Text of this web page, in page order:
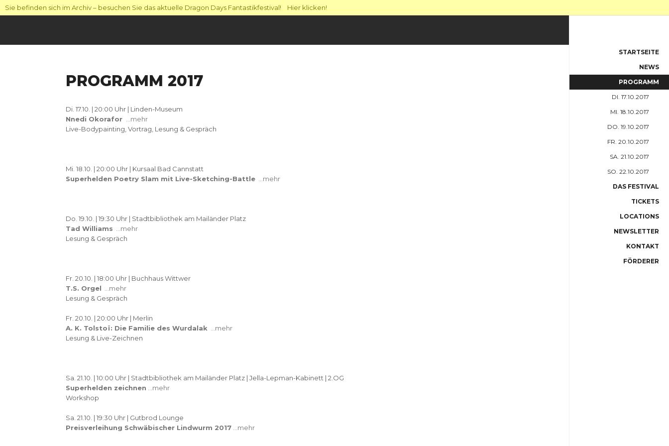
Sie befinden sich im Archiv – besuchen Sie das aktuelle Dragon Days Fantastikfestival! Hier klicken!
STARTSEITE
NEWS
PROGRAMM
DI. 17.10.2017
MI. 18.10.2017
DO. 19.10.2017
FR. 20.10.2017
SA. 21.10.2017
SO. 22.10.2017
DAS FESTIVAL
TICKETS
LOCATIONS
NEWSLETTER
KONTAKT
FÖRDERER
PROGRAMM 2017
Di. 17.10. | 20:00 Uhr | Linden-Museum
Nnedi Okorafor
…mehr
Live-Bodypainting, Vortrag, Lesung & Gespräch
Mi. 18.10. | 20:00 Uhr | Kursaal Bad Cannstatt
Superhelden Poetry Slam mit Live-Sketching-Battle …mehr
Do. 19.10. | 19:30 Uhr | Stadtbibliothek am Mailänder Platz
Tad Williams …mehr
Lesung & Gespräch
Fr. 20.10. | 18:00 Uhr | Buchhaus Wittwer
T.S. Orgel …mehr
Lesung & Gespräch
Fr. 20.10. | 20:00 Uhr | Merlin
A. K. Tolstoï: Die Familie des Wurdalak …mehr
Lesung & Live-Zeichnen
Sa. 21.10. | 10:00 Uhr | Stadtbibliothek am Mailänder Platz | Jella-Lepman-Kabinett | 2.OG
Superhelden zeichnen …mehr
Workshop
Sa. 21.10. | 19:30 Uhr | Gutbrod Lounge
Preisverleihung Schwäbischer Lindwurm 2017 …mehr